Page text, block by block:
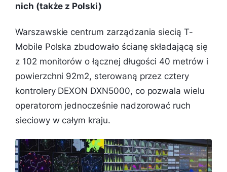
nich (także z Polski)
Warszawskie centrum zarządzania siecią T-
Mobile Polska zbudowało ścianę składającą się
z 102 monitorów o łącznej długości 40 metrów i
powierzchni 92m2, sterowaną przez cztery
kontrolery DEXON DXN5000, co pozwala wielu
operatorom jednocześnie nadzorować ruch
sieciowy w całym kraju.